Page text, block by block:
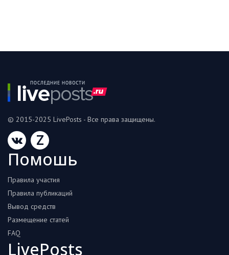
© 2015-2025 LivePosts - Все права защищены.
Z
Помошь
Правила участия
Правила публикаций
Вывод средств
Размещение статей
FAQ
LivePosts